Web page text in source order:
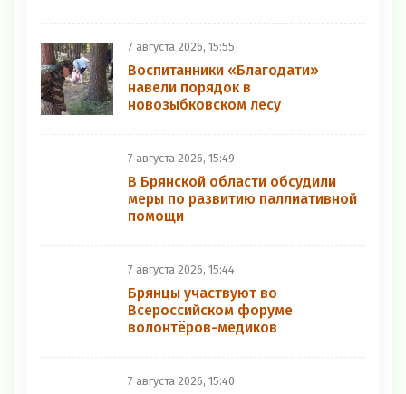
7 августа 2026, 15:55
Воспитанники «Благодати»
навели порядок в
новозыбковском лесу
7 августа 2026, 15:49
В Брянской области обсудили
меры по развитию паллиативной
помощи
7 августа 2026, 15:44
Брянцы участвуют во
Всероссийском форуме
волонтёров-медиков
7 августа 2026, 15:40